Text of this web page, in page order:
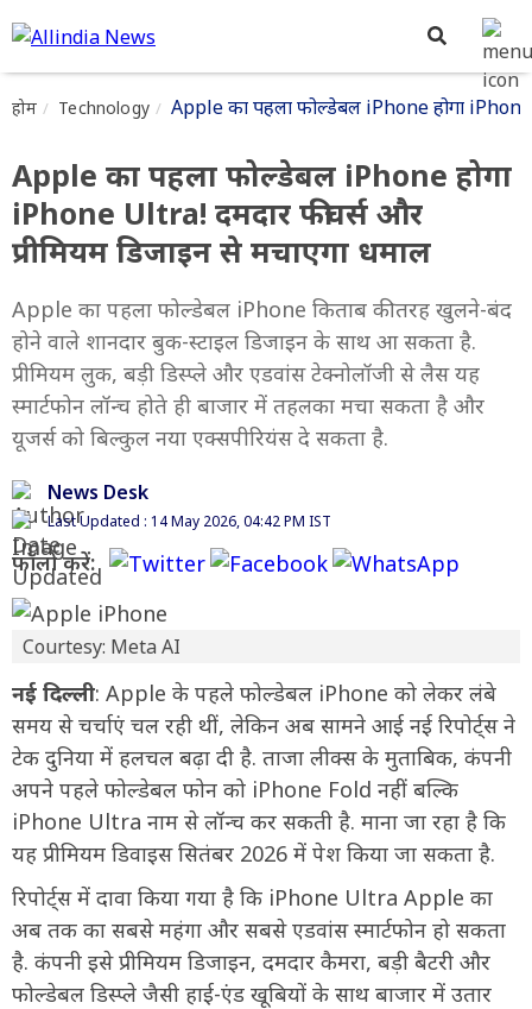
होम Technology Apple का पहला फोल्डेबल iPhone होगा iPhone
Apple का पहला फोल्डेबल iPhone होगा
iPhone Ultra! दमदार फीचर्स और
प्रीमियम डिजाइन से मचाएगा धमाल
Apple का पहला फोल्डेबल iPhone किताब की तरह खुलने-बंद
होने वाले शानदार बुक-स्टाइल डिजाइन के साथ आ सकता है.
प्रीमियम लुक, बड़ी डिस्प्ले और एडवांस टेक्नोलॉजी से लैस यह
स्मार्टफोन लॉन्च होते ही बाजार में तहलका मचा सकता है और
यूजर्स को बिल्कुल नया एक्सपीरियंस दे सकता है.
News Desk
Last Updated : 14 May 2026, 04:42 PM IST
फॉलो करें:
Courtesy: Meta AI
नई दिल्ली: Apple के पहले फोल्डेबल iPhone को लेकर लंबे
समय से चर्चाएं चल रही थीं, लेकिन अब सामने आई नई रिपोर्ट्स ने
टेक दुनिया में हलचल बढ़ा दी है. ताजा लीक्स के मुताबिक, कंपनी
अपने पहले फोल्डेबल फोन को iPhone Fold नहीं बल्कि
iPhone Ultra नाम से लॉन्च कर सकती है. माना जा रहा है कि
यह प्रीमियम डिवाइस सितंबर 2026 में पेश किया जा सकता है.
रिपोर्ट्स में दावा किया गया है कि iPhone Ultra Apple का
अब तक का सबसे महंगा और सबसे एडवांस स्मार्टफोन हो सकता
है. कंपनी इसे प्रीमियम डिजाइन, दमदार कैमरा, बड़ी बैटरी और
फोल्डेबल डिस्प्ले जैसी हाई-एंड खूबियों के साथ बाजार में उतार